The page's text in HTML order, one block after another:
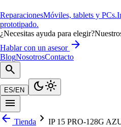
ReparacionesMóviles, tablets y PCs.
prototipado.
¿Necesitas ayuda para elegir?
Hablar con un asesor arrow_forward
BlogNosotrosContacto
search
ES/EN dark_modelight_mode
menu
arrow_back Tienda chevron_right IP 15 PRO-128G